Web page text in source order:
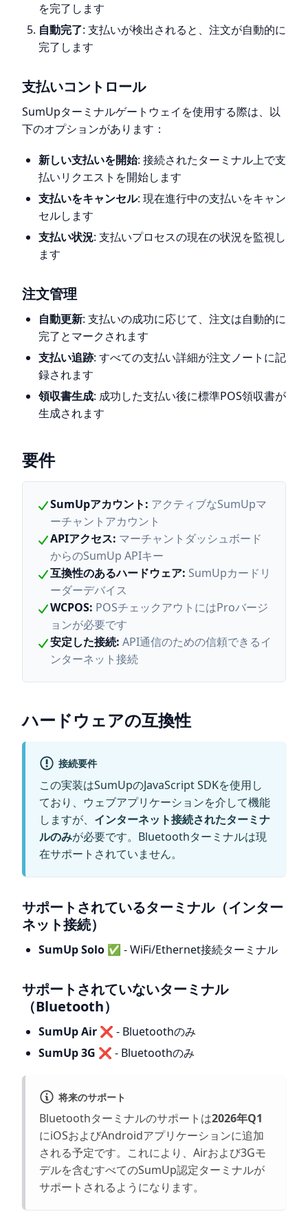
を完了します
自動完了: 支払いが検出されると、注文が自動的に
完了します
支払いコントロール
SumUpターミナルゲートウェイを使用する際は、以
下のオプションがあります：
新しい支払いを開始: 接続されたターミナル上で支
払いリクエストを開始します
支払いをキャンセル: 現在進行中の支払いをキャン
セルします
支払い状況: 支払いプロセスの現在の状況を監視し
ます
注文管理
自動更新: 支払いの成功に応じて、注文は自動的に
完了とマークされます
支払い追跡: すべての支払い詳細が注文ノートに記
録されます
領収書生成: 成功した支払い後に標準POS領収書が
生成されます
要件
SumUpアカウント: アクティブなSumUpマ
ーチャントアカウント
APIアクセス: マーチャントダッシュボード
からのSumUp APIキー
互換性のあるハードウェア: SumUpカードリ
ーダーデバイス
WCPOS: POSチェックアウトにはProバージ
ョンが必要です
安定した接続: API通信のための信頼できるイ
ンターネット接続
ハードウェアの互換性
接続要件
この実装はSumUpのJavaScript SDKを使用し
ており、ウェブアプリケーションを介して機能
しますが、 インターネット接続されたターミナ
ルのみが必要です。Bluetoothターミナルは現
在サポートされていません。
サポートされているターミナル（インター
ネット接続）
SumUp Solo ✅ - WiFi/Ethernet接続ターミナル
サポートされていないターミナル
（Bluetooth）
SumUp Air ❌ - Bluetoothのみ
SumUp 3G ❌ - Bluetoothのみ
将来のサポート
Bluetoothターミナルのサポートは2026年Q1
にiOSおよびAndroidアプリケーションに追加
される予定です。これにより、Airおよび3Gモ
デルを含むすべてのSumUp認定ターミナルが
サポートされるようになります。